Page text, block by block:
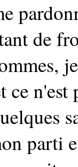
de
ce
parti